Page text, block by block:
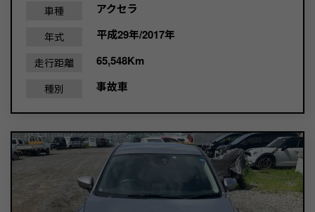
車種 アクセラ
年式 平成29年/2017年
走行距離 65,548Km
種別 事故車